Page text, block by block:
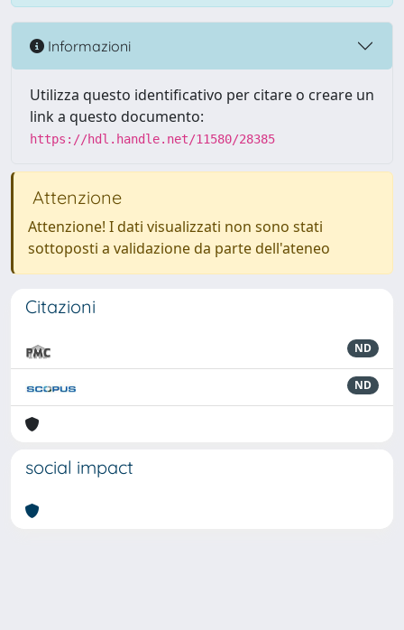
Informazioni
Utilizza questo identificativo per citare o creare un
link a questo documento:
https://hdl.handle.net/11580/28385
Attenzione
Attenzione! I dati visualizzati non sono stati
sottoposti a validazione da parte dell'ateneo
Citazioni
ND
ND
social impact